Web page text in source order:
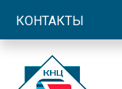
КОНТАКТЫ